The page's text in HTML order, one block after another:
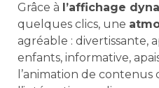
Grâce à l’affichage
quelques clics, une
agréable : divertissante,
enfants, informative,
l’animation de